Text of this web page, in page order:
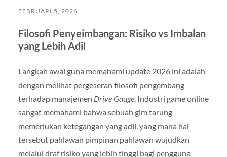
FEBRUARI 5, 2026
Filosofi Penyeimbangan: Risiko vs Imbalan
yang Lebih Adil
Langkah awal guna memahami update 2026 ini adalah
dengan melihat pergeseran filosofi pengembang
terhadap manajemen Drive Gauge. Industri game online
sangat memahami bahwa sebuah gim tarung
memerlukan ketegangan yang adil, yang mana hal
tersebut pahlawan pimpinan pahlawan wujudkan
melalui draf risiko yang lebih tinggi bagi pengguna